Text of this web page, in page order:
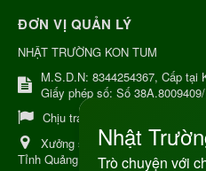
ĐƠN VỊ QUẢN LÝ
NHẬT TRƯỜNG KON TUM
M.S.D.N: 8344254367, Cấp tại
Giấy phép số: Số
Chịu trách nhiệm:
Xưởng sản xuất:34 Lý Thường
Tỉnh Quảng Ngải